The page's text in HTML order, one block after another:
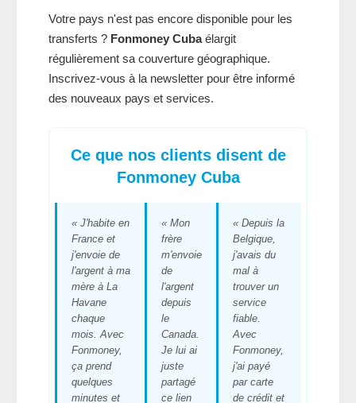
Votre pays n'est pas encore disponible pour les
transferts ? Fonmoney Cubaélargit
régulièrement sa couverture géographique.
Inscrivez-vous à la newsletter pour être informé
des nouveaux pays et services.
Ce que nos clients disent de
Fonmoney Cuba
« J'habite en
France et
j'envoie de
l'argent à ma
mère à La
Havane
chaque
mois. Avec
Fonmoney,
ça prend
quelques
minutes et
« Mon
frère
m'envoie
de
l'argent
depuis
le
Canada.
Je lui ai
juste
partagé
ce lien
« Depuis la
Belgique,
j'avais du
mal à
trouver un
service
fiable.
Avec
Fonmoney,
j'ai payé
par carte
de crédit et